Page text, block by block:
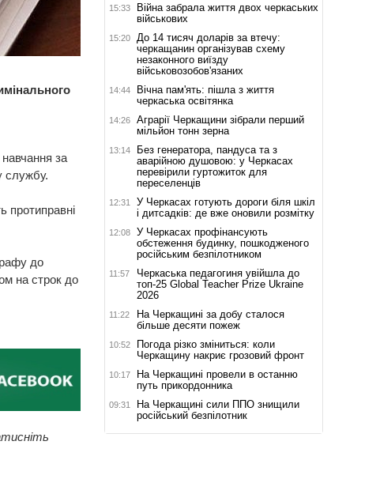
за
службу.
протиправні
до
на строк до
15:33
Війна забрала життя двох черкаських
військових
15:20
До 14 тисяч доларів за втечу:
черкащанин організував схему
незаконного виїзду
військовозобов'язаних
14:44
Вічна пам'ять: пішла з життя
черкаська освітянка
14:26
Аграрії Черкащини зібрали перший
мільйон тонн зерна
13:14
Без генератора, пандуса та з
аварійною душовою: у Черкасах
перевірили гуртожиток для
переселенців
12:31
У Черкасах готують дороги біля шкіл
і дитсадків: де вже оновили розмітку
12:08
У Черкасах профінансують
обстеження будинку, пошкодженого
російським безпілотником
11:57
Черкаська педагогиня увійшла до
топ-25 Global Teacher Prize Ukraine
2026
11:22
На Черкащині за добу сталося
більше десяти пожеж
10:52
Погода різко зміниться: коли
Черкащину накриє грозовий фронт
10:17
На Черкащині провели в останню
путь прикордонника
09:31
На Черкащині сили ППО знищили
російський безпілотник